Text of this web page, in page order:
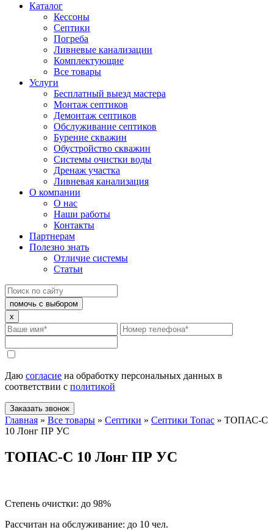
Каталог
Кессоны
Септики
Погреба
Ливневые канализации
Комплектующие
Все товары
Услуги
Бесплатный выезд мастера
Монтаж септиков
Демонтаж септиков
Обслуживание септиков
Бурение скважин
Обустройство скважин
Системы очистки воды
Дренаж участка
Ливневая канализация
О компании
О нас
Наши работы
Контакты
Партнерам
Полезно знать
Отличие системы
Статьи
помочь с выбором
x
Даю согласие на обработку персональных данных в
соответствии с политикой
Заказать звонок
Главная » Все товары » Септики » Септики Топас » ТОПАС-С
10 Лонг ПР УС
ТОПАС-С 10 Лонг ПР УС
Степень очистки: до 98%
Рассчитан на обслуживание: до 10 чел.